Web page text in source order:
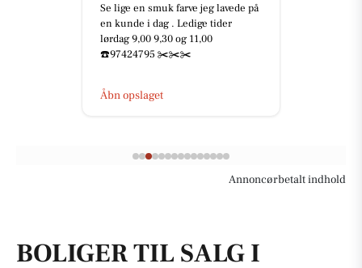
Se lige en smuk farve jeg lavede på
en kunde i dag . Ledige tider
lørdag 9,00 9,30 og 11,00
☎️97424795 ✂️✂️✂️
Åbn opslaget
Annoncørbetalt indhold
BOLIGER TIL SALG I